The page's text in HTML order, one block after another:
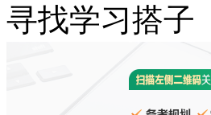
寻找学习搭子